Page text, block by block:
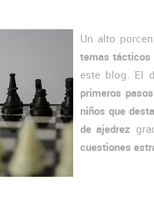
Un alto
temas tácticos
este blog. El
primeros
niños que
de ajedrez
cuestiones